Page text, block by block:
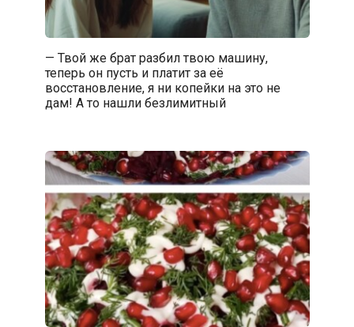
— Твой же брат разбил твою машину,
теперь он пусть и платит за её
восстановление, я ни копейки на это не
дам! А то нашли безлимитный